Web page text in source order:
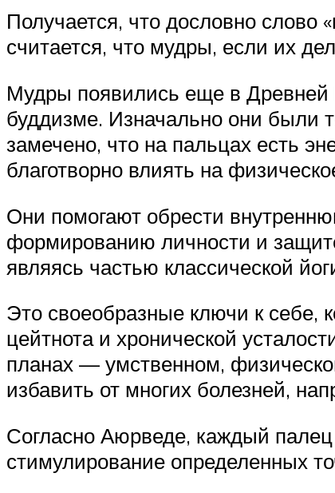
Получается, что дословно слово
считается, что мудры, если их
Мудры появились еще в Древней
буддизме. Изначально они были
замечено, что на пальцах есть
благотворно влиять на
Они помогают обрести
формированию личности и
являясь частью классической
Это своеобразные ключи к себе,
цейтнота и хронической
планах — умственном,
избавить от многих болезней,
Согласно Аюрведе, каждый палец
стимулирование определенных